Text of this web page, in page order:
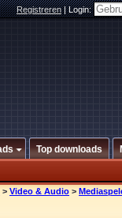
Registreren|Login:
Top downloads
> Video & Audio >